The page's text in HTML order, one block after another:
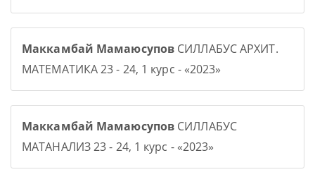
Маккамбай Мамаюсупов СИЛЛАБУС АРХИТ.
МАТЕМАТИКА 23 - 24, 1 курс - «2023»
Маккамбай Мамаюсупов СИЛЛАБУС
МАТАНАЛИЗ 23 - 24, 1 курс - «2023»